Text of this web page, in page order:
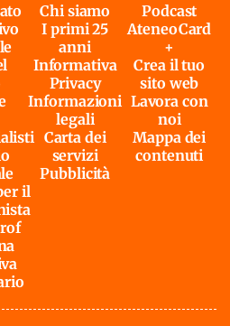
il
Chi siamo
I primi 25
anni
Informativa
Privacy
Informazioni
legali
Carta dei
servizi
Pubblicità
Podcast
AteneoCard
+
Crea il tuo
sito web
Lavora con
noi
Mappa dei
contenuti